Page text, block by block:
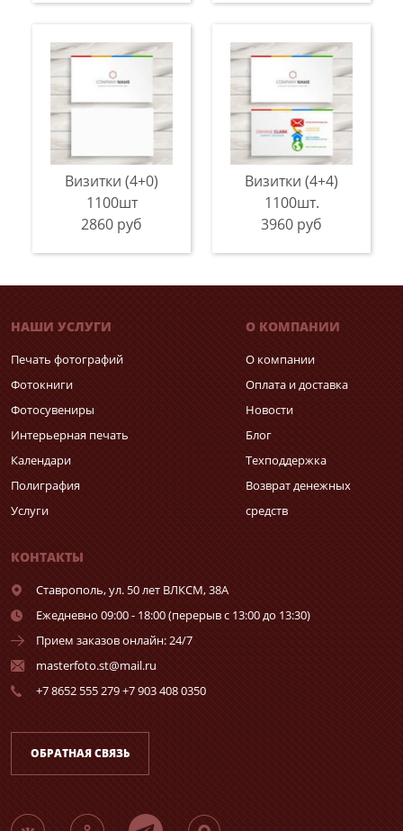
Визитки (4+0)
1100шт
2860 руб
Визитки (4+4)
1100шт.
3960 руб
НАШИ УСЛУГИ
Печать фотографий
Фотокниги
Фотосувениры
Интерьерная печать
Календари
Полиграфия
Услуги
О КОМПАНИИ
О компании
Оплата и доставка
Новости
Блог
Техподдержка
Возврат денежных
средств
КОНТАКТЫ
Ставрополь,ул. 50 лет ВЛКСМ, 38А
Ежедневно 09:00 - 18:00 (перерыв с 13:00 до 13:30)
Прием заказов онлайн: 24/7
masterfoto.st@mail.ru
+7 8652 555 279 +7 903 408 0350
ОБРАТНАЯ СВЯЗЬ